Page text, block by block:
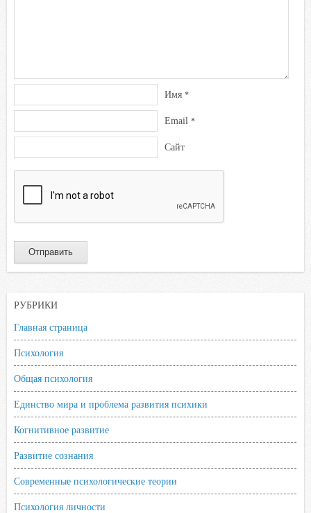
Имя *
Email *
Сайт
РУБРИКИ
Главная страница
Психология
Общая психология
Единство мира и проблема развития психики
Когнитивное развитие
Развитие сознания
Современные психологические теории
Психология личности